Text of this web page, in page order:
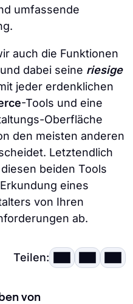
umfassende
auch die Funktionen
dabei seine riesige
jeder erdenklichen
-Tools und eine
Oberfläche
den meisten anderen
Letztendlich
beiden Tools
eines
von Ihren
ab.
Teilen:
von